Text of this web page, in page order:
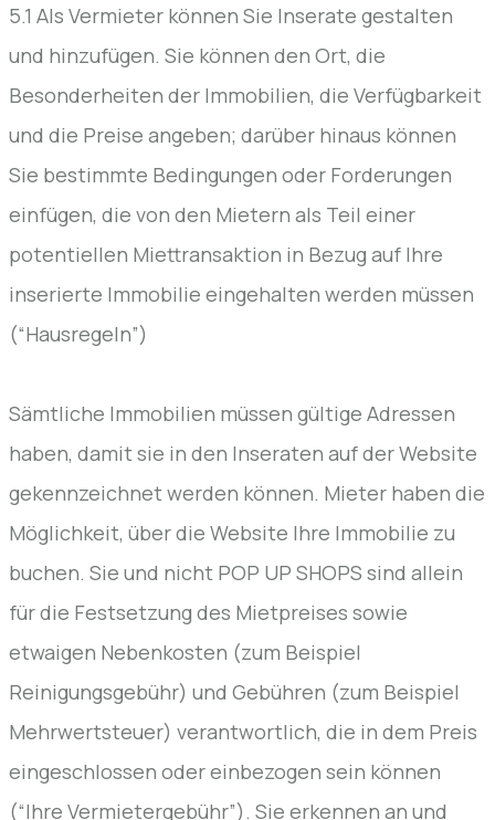
5.1 Als Vermieter können Sie Inserate gestalten
und hinzufügen. Sie können den Ort, die
Besonderheiten der Immobilien, die Verfügbarkeit
und die Preise angeben; darüber hinaus können
Sie bestimmte Bedingungen oder Forderungen
einfügen, die von den Mietern als Teil einer
potentiellen Miettransaktion in Bezug auf Ihre
inserierte Immobilie eingehalten werden müssen
(“Hausregeln”)
Sämtliche Immobilien müssen gültige Adressen
haben, damit sie in den Inseraten auf der Website
gekennzeichnet werden können. Mieter haben die
Möglichkeit, über die Website Ihre Immobilie zu
buchen. Sie und nicht POP UP SHOPS sind allein
für die Festsetzung des Mietpreises sowie
etwaigen Nebenkosten (zum Beispiel
Reinigungsgebühr) und Gebühren (zum Beispiel
Mehrwertsteuer) verantwortlich, die in dem Preis
eingeschlossen oder einbezogen sein können
(“Ihre Vermietergebühr”). Sie erkennen an und